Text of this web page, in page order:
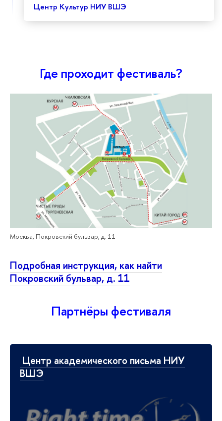
Центр Культур НИУ ВШЭ
Где проходит фестиваль?
Москва, Покровский бульвар, д. 11
Подробная инструкция, как найти
Покровский бульвар, д. 11
Партнёры фестиваля
Центр академического письма НИУ
ВШЭ